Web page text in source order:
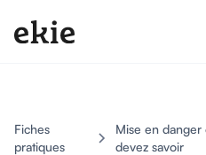
Fiches
pratiques
Mise en
devez savoir